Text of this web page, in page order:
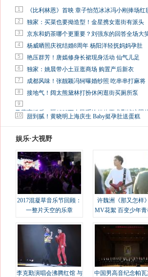
1 《比利林恩》首映 章子怡范冰冰冯小刚捧场红
2 独家：买菜也要拗造型！金星携女逛街有派头
3 京东和奶茶哪个更重要？刘强东的回答全场大
4 杨威晒照庆祝结婚8周年 杨阳洋轻抚妈妈孕肚
5 艳压群芳！唐嫣修身长裙现身活动 仙气儿足
6 独家：姚晨带小土豆逛商场 购置产后新衣
7 成都风味！张靓颖冯轲曝婚纱照 吃串串打麻将
8 接地气！阔太熊黛林打扮休闲逛街买厕所泵
9
马蓉离婚后，砸1000万人民币给媒体要求删掉这照片
10 甜到腻！黄晓明上海庆生 Baby挺孕肚送蛋糕
娱乐·大视野
2017混凝草音乐节回顾：
一整片天空的乐章
许魏洲《那又怎样
MV花絮 百变少年青
李克勤演唱会沸腾红馆 与
中国男高音纪念帕